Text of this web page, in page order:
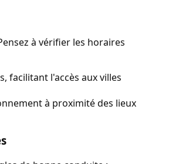
à vérifier les horaires
facilitant l'accès aux villes
à proximité des lieux